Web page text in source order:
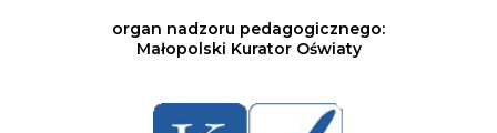
organ nadzoru pedagogicznego:
Małopolski Kurator Oświaty